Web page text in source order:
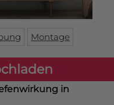
Montage
in